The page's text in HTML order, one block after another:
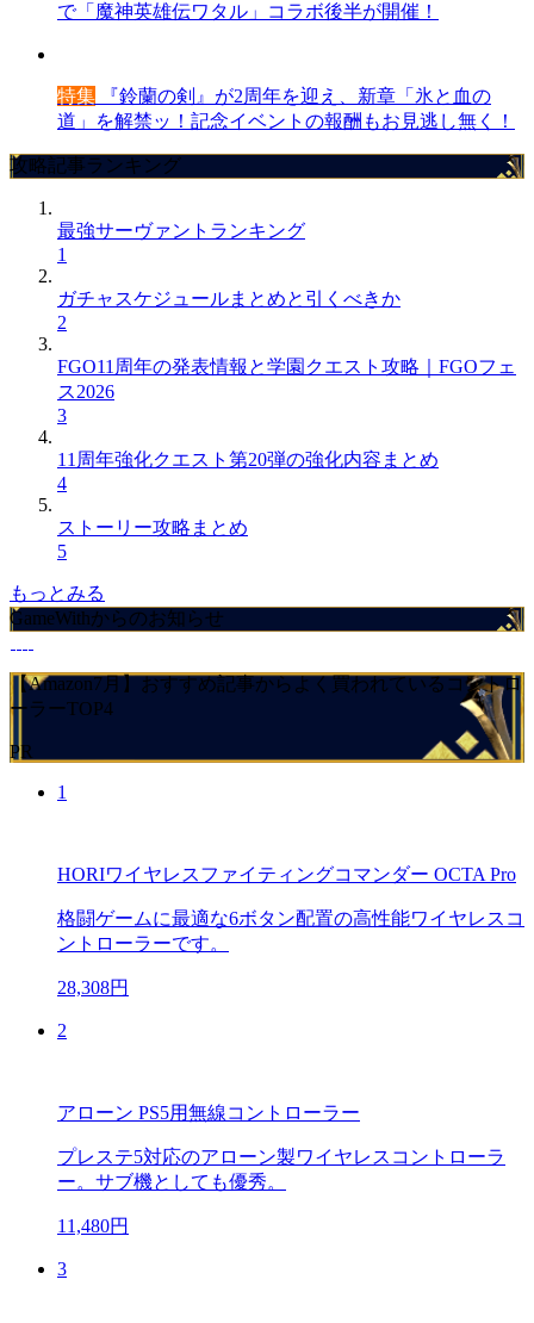
で「魔神英雄伝ワタル」コラボ後半が開催！
特集 『鈴蘭の剣』が2周年を迎え、新章「氷と血の
道」を解禁ッ！記念イベントの報酬もお見逃し無く！
攻略記事ランキング
最強サーヴァントランキング
1
ガチャスケジュールまとめと引くべきか
2
FGO11周年の発表情報と学園クエスト攻略｜FGOフェ
ス2026
3
11周年強化クエスト第20弾の強化内容まとめ
4
ストーリー攻略まとめ
5
もっとみる
GameWithからのお知らせ
【Amazon7月】おすすめ記事からよく買われているコントロ
ーラーTOP4
PR
1
HORIワイヤレスファイティングコマンダー OCTA Pro
格闘ゲームに最適な6ボタン配置の高性能ワイヤレスコ
ントローラーです。
28,308円
2
アローン PS5用無線コントローラー
プレステ5対応のアローン製ワイヤレスコントローラ
ー。サブ機としても優秀。
11,480円
3